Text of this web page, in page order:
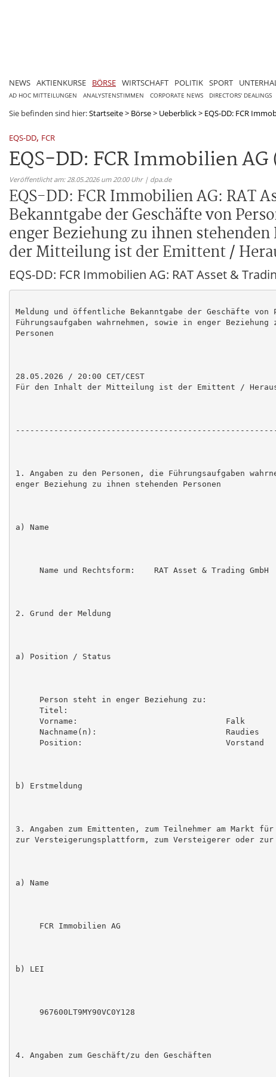
NEWS AKTIENKURSE BÖRSE WIRTSCHAFT POLITIK SPORT
AD HOC MITTEILUNGEN ANALYSTENSTIMMEN CORPORATE NEWS DIRECTORS' DEALINGS
Sie befinden sind hier:Startseite> Börse> Ueberblick> EQS-DD: FCR
EQS-DD, FCR
EQS-DD: FCR Immobilien
Veröffentlicht am: 28.05.2026 um 20:00 Uhr | dpa.de
EQS-DD: FCR Immobilien AG: RAT
Bekanntgabe der Geschäfte von
enger Beziehung zu ihnen
der Mitteilung ist der Emittent /
EQS-DD: FCR Immobilien AG: RAT Asset &
Meldung und öffentliche Bekanntgabe der Geschäfte von
Führungsaufgaben wahrnehmen, sowie in enger Beziehung
Personen
28.05.2026 / 20:00 CET/CEST
Für den Inhalt der Mitteilung ist der Emittent /
1. Angaben zu den Personen, die Führungsaufgaben
enger Beziehung zu ihnen stehenden Personen
a) Name
     Name und Rechtsform:    RAT Asset & Trading GmbH
2. Grund der Meldung
a) Position / Status
     Person steht in enger Beziehung zu:
     Titel:
     Vorname:                               Falk
     Nachname(n):                           Raudies
     Position:                              Vorstand
b) Erstmeldung
3. Angaben zum Emittenten, zum Teilnehmer am Markt
zur Versteigerungsplattform, zum Versteigerer oder
a) Name
     FCR Immobilien AG
b) LEI
     967600LT9MY90VC0Y128
4. Angaben zum Geschäft/zu den Geschäften